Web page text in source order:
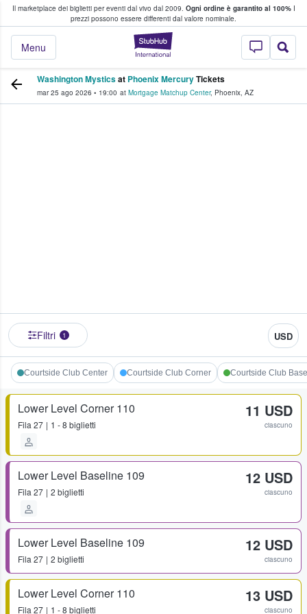
Il marketplace dei biglietti per eventi dal vivo dal 2009. Ogni ordine è garantito al 100%I
prezzi possono essere differenti dal valore nominale.
StubHub - Dove
Menu
fan comprano e vendono biglietti
Washington Mysticsat Phoenix MercuryTickets
mar 25 ago 2026 • 19:00 at Mortgage Matchup Center, Phoenix, AZ
Filtri 1 USD
Courtside Club Center Courtside Club Corner Courtside Club
Lower Level Corner 110
Fila 27 1 - 8 biglietti
11 USD
ciascuno
Lower Level Baseline 109
Fila 27 2 biglietti
12 USD
ciascuno
Lower Level Baseline 109
Fila 27 2 biglietti
12 USD
ciascuno
Lower Level Corner 110
Fila 27 1 - 8 biglietti
13 USD
ciascuno